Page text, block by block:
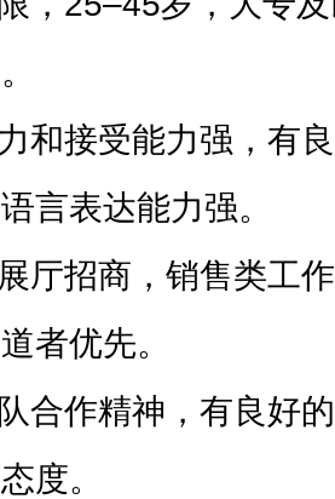
和接受能力强，有
言表达能力强。
厅招商，销售类工
者优先。
合作精神，有良好
度。